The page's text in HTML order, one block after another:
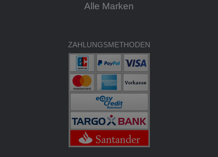
Alle Marken
ZAHLUNGSMETHODEN